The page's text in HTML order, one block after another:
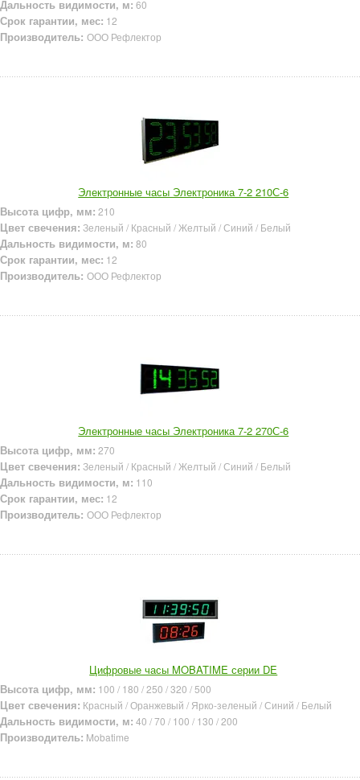
Дальность видимости, м: 60
Срок гарантии, мес: 12
Производитель: ООО Рефлектор
Электронные часы Электроника 7-2 210С-6
Высота цифр, мм: 210
Цвет свечения: Зеленый / Красный / Желтый / Синий / Белый
Дальность видимости, м: 80
Срок гарантии, мес: 12
Производитель: ООО Рефлектор
Электронные часы Электроника 7-2 270С-6
Высота цифр, мм: 270
Цвет свечения: Зеленый / Красный / Желтый / Синий / Белый
Дальность видимости, м: 110
Срок гарантии, мес: 12
Производитель: ООО Рефлектор
Цифровые часы MOBATIME серии DE
Высота цифр, мм: 100 / 180 / 250 / 320 / 500
Цвет свечения: Красный / Оранжевый / Ярко-зеленый / Синий / Белый
Дальность видимости, м: 40 / 70 / 100 / 130 / 200
Производитель: Mobatime